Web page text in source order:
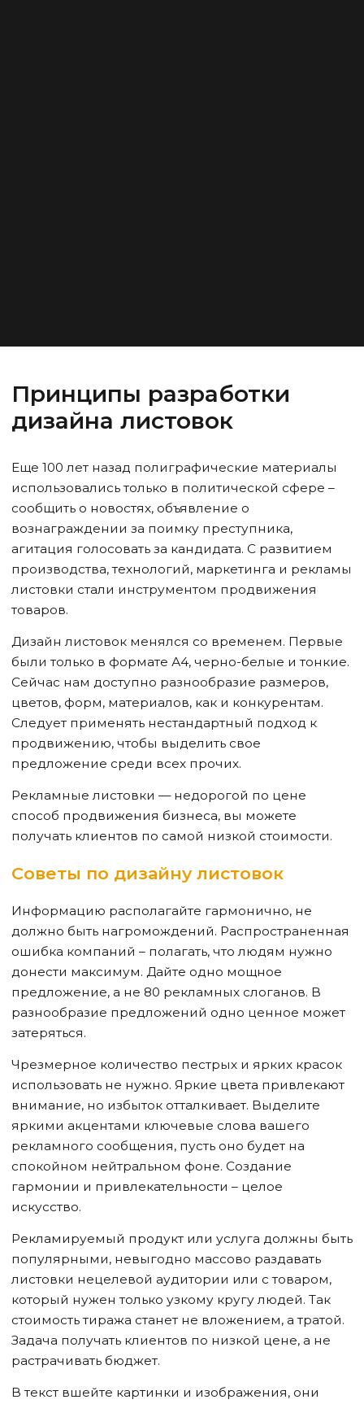
Принципы разработки
дизайна листовок
Еще 100 лет назад полиграфические материалы
использовались только в политической сфере –
сообщить о новостях, объявление о
вознаграждении за поимку преступника,
агитация голосовать за кандидата. С развитием
производства, технологий, маркетинга и рекламы
листовки стали инструментом продвижения
товаров.
Дизайн листовок менялся со временем. Первые
были только в формате А4, черно-белые и тонкие.
Сейчас нам доступно разнообразие размеров,
цветов, форм, материалов, как и конкурентам.
Следует применять нестандартный подход к
продвижению, чтобы выделить свое
предложение среди всех прочих.
Рекламные листовки — недорогой по цене
способ продвижения бизнеса, вы можете
получать клиентов по самой низкой стоимости.
Советы по дизайну листовок
Информацию располагайте гармонично, не
должно быть нагромождений. Распространенная
ошибка компаний – полагать, что людям нужно
донести максимум. Дайте одно мощное
предложение, а не 80 рекламных слоганов. В
разнообразие предложений одно ценное может
затеряться.
Чрезмерное количество пестрых и ярких красок
использовать не нужно. Яркие цвета привлекают
внимание, но избыток отталкивает. Выделите
яркими акцентами ключевые слова вашего
рекламного сообщения, пусть оно будет на
спокойном нейтральном фоне. Создание
гармонии и привлекательности – целое
искусство.
Рекламируемый продукт или услуга должны быть
популярными, невыгодно массово раздавать
листовки нецелевой аудитории или с товаром,
который нужен только узкому кругу людей. Так
стоимость тиража станет не вложением, а тратой.
Задача получать клиентов по низкой цене, а не
растрачивать бюджет.
В текст вшейте картинки и изображения, они